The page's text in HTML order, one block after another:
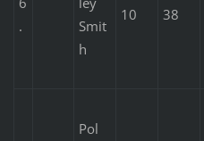
.
Smit
h
10 38
Pol